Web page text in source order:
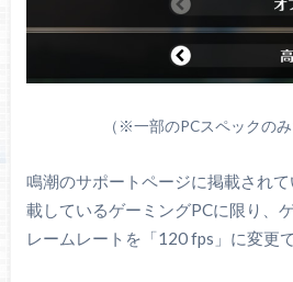
（※一部のPCスペックのみ
鳴潮のサポートページに掲載され
載しているゲーミングPCに限り、
レームレートを「120 fps」に変更で